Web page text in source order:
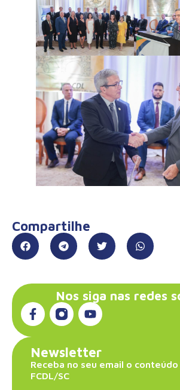
Compartilhe
Nos siga nas redes
Newsletter
Receba no seu email o
FCDL/SC